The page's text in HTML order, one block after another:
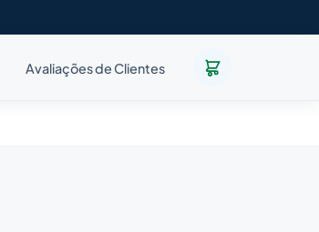
Avaliações de Clientes